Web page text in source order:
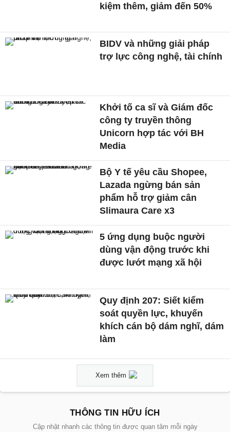
kiệm thêm, giảm đến 50%
BIDV và những giải pháp
trợ lực công nghệ, tài chính
Khởi tố ca sĩ và Giám đốc
công ty truyền thông
Unicorn hợp tác với BH
Media
Bộ Y tế yêu cầu Shopee,
Lazada ngừng bán sản
phẩm hỗ trợ giảm cân
Slimaura Care x3
5 ứng dụng buộc người
dùng vận động trước khi
được lướt mạng xã hội
Quy định 207: Siết kiểm
soát quyền lực, khuyến
khích cán bộ dám nghĩ, dám
làm
Xem thêm
THÔNG TIN HỮU ÍCH
Cập nhật nhanh các thông tin được quan tâm mỗi ngày